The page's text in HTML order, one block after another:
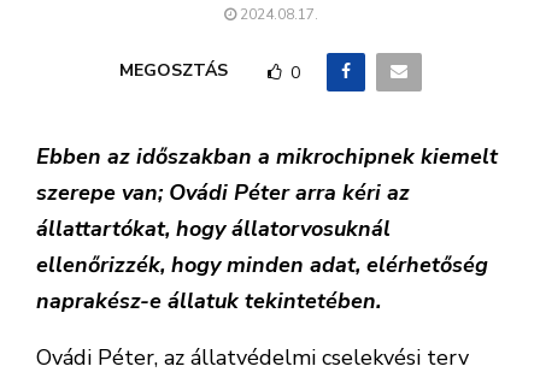
2024.08.17.
MEGOSZTÁS 0
Ebben az időszakban a mikrochipnek kiemelt
szerepe van; Ovádi Péter arra kéri az
állattartókat, hogy állatorvosuknál
ellenőrizzék, hogy minden adat, elérhetőség
naprakész-e állatuk tekintetében.
Ovádi Péter, az állatvédelmi cselekvési terv